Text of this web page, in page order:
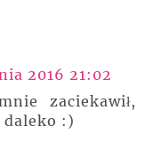
2016 21:02
zaciekawił,
daleko :)